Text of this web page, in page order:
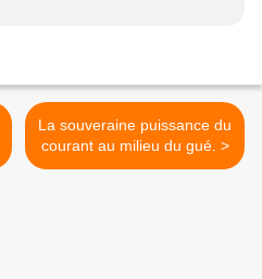
La souveraine puissance du
courant au milieu du gué. >